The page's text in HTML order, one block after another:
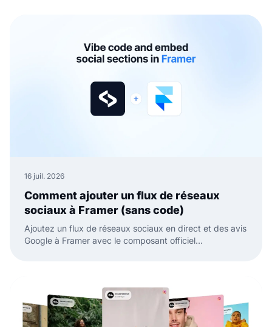
16 juil. 2026
Comment ajouter un flux de réseaux
sociaux à Framer (sans code)
Ajoutez un flux de réseaux sociaux en direct et des avis
Google à Framer avec le composant officiel